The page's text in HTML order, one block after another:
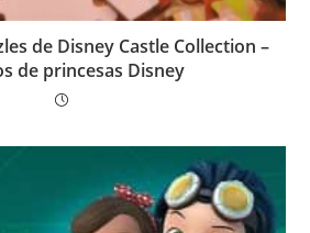
de Disney Castle Collection –
de princesas Disney